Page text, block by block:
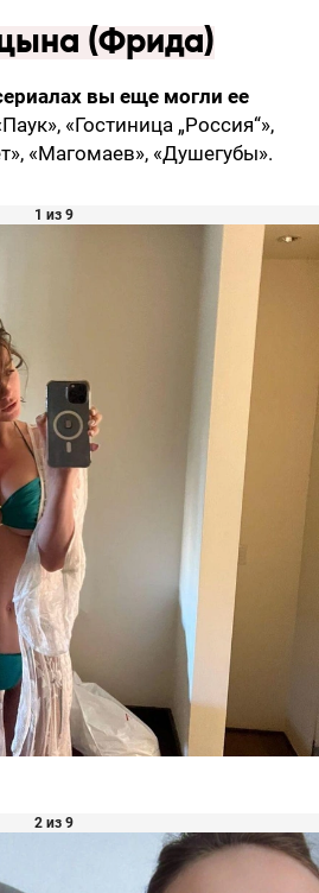
(Фрида)
вы еще могли ее
«Гостиница „Россия“»,
«Магомаев», «Душегубы».
1 из 9
2 из 9